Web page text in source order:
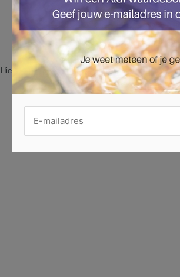
Hier is pagina 40 van 51 pagina's van de Aldi folder,